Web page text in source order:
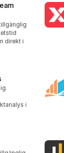
direkt i
i